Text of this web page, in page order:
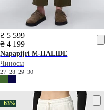
₴ 5 599
₴ 4 199
Napapijri M-HALIDE
Чиносы
27282930
−63%